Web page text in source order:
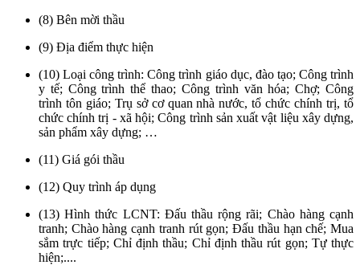
(8) Bên mời thầu
(9) Địa điểm thực hiện
(10) Loại công trình: Công trình giáo dục, đào tạo; Công trình
y tế; Công trình thể thao; Công trình văn hóa; Chợ; Công
trình tôn giáo; Trụ sở cơ quan nhà nước, tổ chức chính trị, tổ
chức chính trị - xã hội; Công trình sản xuất vật liệu xây dựng,
sản phẩm xây dựng; …
(11) Giá gói thầu
(12) Quy trình áp dụng
(13) Hình thức LCNT: Đấu thầu rộng rãi; Chào hàng cạnh
tranh; Chào hàng cạnh tranh rút gọn; Đấu thầu hạn chế; Mua
sắm trực tiếp; Chỉ định thầu; Chỉ định thầu rút gọn; Tự thực
hiện;....